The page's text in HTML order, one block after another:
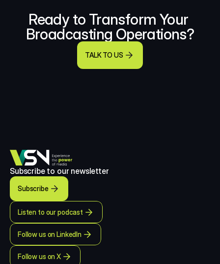
Ready to Transform Your
Broadcasting Operations?
TALK TO US
Subscribe to our newsletter
Subscribe
Listen to our podcast
Follow us on LinkedIn
Follow us on X